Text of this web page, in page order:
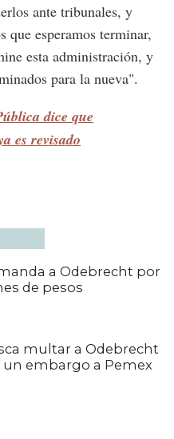
ante tribunales, y
que esperamos terminar,
esta administración, y
para la nueva".
dice que
es revisado
a Odebrecht por
de pesos
multar a Odebrecht
un embargo a Pemex